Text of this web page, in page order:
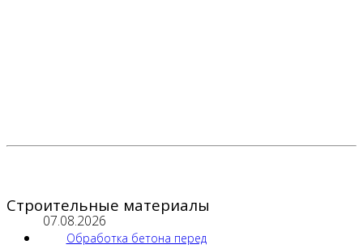
Строительные материалы
07.08.2026
Обработка бетона перед